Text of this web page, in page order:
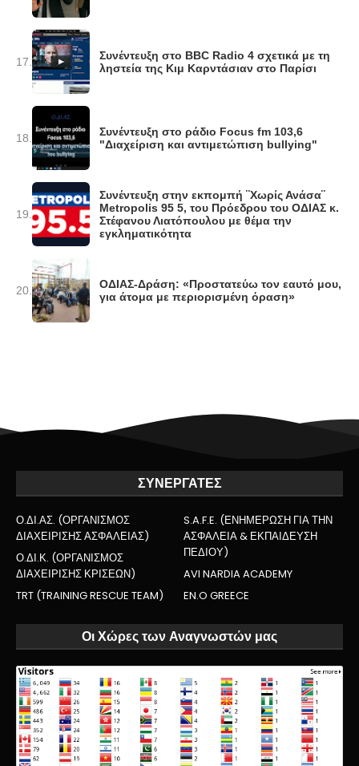
17.
Συνέντευξη στο BBC Radio 4 σχετικά με τη
ληστεία της Κιμ Καρντάσιαν στο Παρίσι
18.
Συνέντευξη στο ράδιο Focus fm 103,6
"Διαχείριση και αντιμετώπιση bullying"
19.
Συνέντευξη στην εκπομπή ¨Χωρίς Ανάσα¨
Metropolis 95 5, του Πρόεδρου του ΟΔΙΑΣ κ.
Στέφανου Λιατόπουλου με θέμα την
εγκληματικότητα
20.
ΟΔΙΑΣ-Δράση: «Προστατεύω τον εαυτό μου,
για άτομα με περιορισμένη όραση»
ΣΥΝΕΡΓΑΤΕΣ
Ο.ΔΙ.ΑΣ. (ΟΡΓΑΝΙΣΜΟΣ
ΔΙΑΧΕΙΡΙΣΗΣ ΑΣΦΑΛΕΙΑΣ)
S.A.F.E. (ΕΝΗΜΕΡΩΣΗ ΓΙΑ ΤΗΝ
ΑΣΦΑΛΕΙΑ & ΕΚΠΑΙΔΕΥΣΗ
ΠΕΔΙΟΥ)
Ο.ΔΙ.Κ. (ΟΡΓΑΝΙΣΜΟΣ
ΔΙΑΧΕΙΡΙΣΗΣ ΚΡΙΣΕΩΝ)
AVI NARDIA ACADEMY
TRT (TRAINING RESCUE TEAM)
EN.O GREECE
Οι Χώρες των Αναγνωστών μας